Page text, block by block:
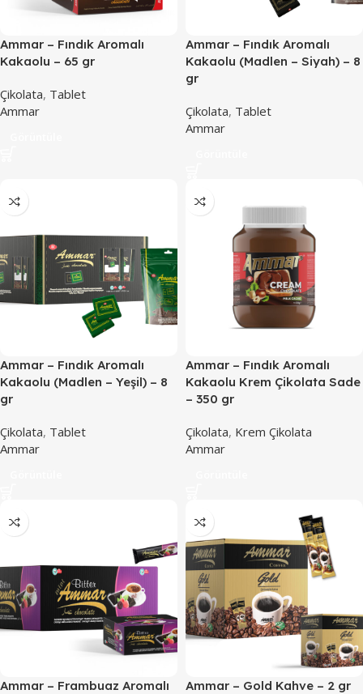
Ammar – Fındık Aromalı
Kakaolu – 65 gr
Çikolata, Tablet
Ammar
Ammar – Fındık Aromalı
Kakaolu (Madlen – Siyah) – 8
gr
Çikolata, Tablet
Ammar
Ammar – Fındık Aromalı
Kakaolu (Madlen – Yeşil) – 8
gr
Çikolata, Tablet
Ammar
Ammar – Fındık Aromalı
Kakaolu Krem Çikolata Sade
– 350 gr
Çikolata, Krem Çikolata
Ammar
Ammar – Frambuaz Aromalı
Ammar – Gold Kahve – 2 gr